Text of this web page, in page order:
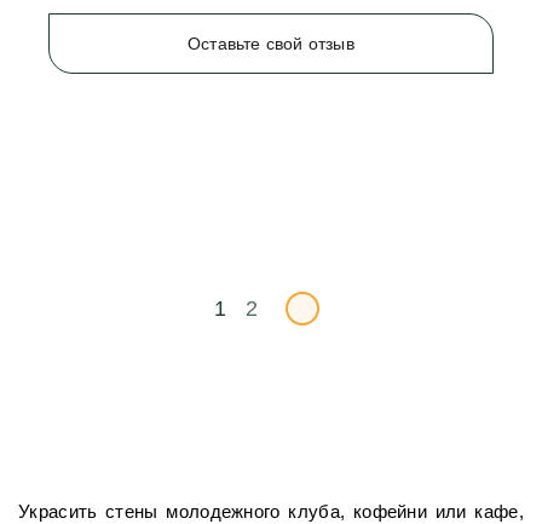
Оставьте свой отзыв
1 2
Украсить стены молодежного клуба, кофейни или кафе,